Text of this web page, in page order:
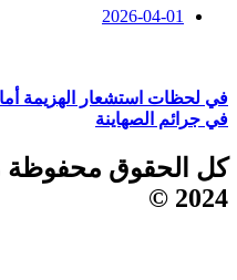
2026-04-01
في لحظات استشعار الهزيمة
في جرائم الصهاينة
كل الحقوق محفوظة
2024 ©